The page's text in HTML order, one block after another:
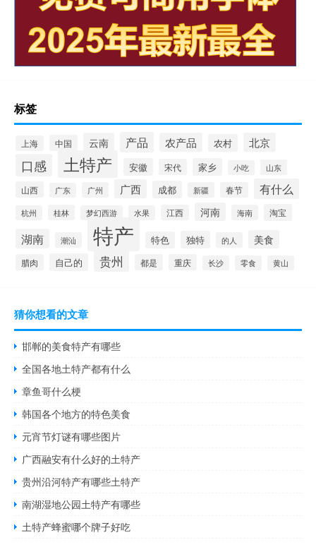
标签
上海 中国 云南 产品 农产品 农村 北京
口感 土特产 安徽 宋代 家乡 小吃 山东
山西 广东 广州 广西 成都 新疆 春节 有什么
杭州 桂林 梦幻西游 水果 江西 河南 海南 淘宝
湖南 潮汕 特产 特色 独特 的人 美食
腊肉 自己的 贵州 都是 重庆 长沙 零食 黄山
猜你想看的文章
邯郸的美食特产有哪些
全国各地土特产都有什么
章鱼哥什么梗
韩国各个地方的特色美食
元宵节灯谜有哪些图片
广西融安有什么好的土特产
贵州沿河特产有哪些土特产
南湖湿地公园土特产有哪些
土特产蜂蜜哪个牌子好吃